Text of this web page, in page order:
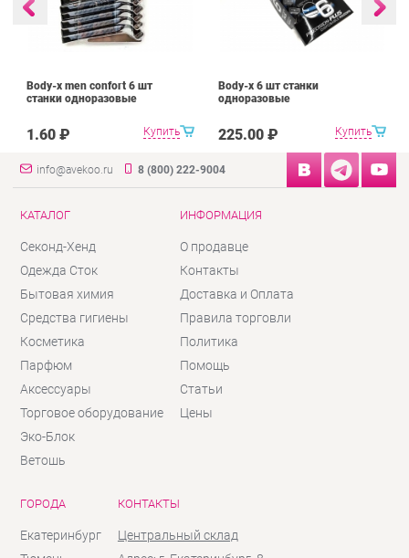
Купить
Body-x men confort 6 шт
станки одноразовые
1.60 ₽ Купить
Body-x 6 шт станки
одноразовые
225.00 ₽
info@avekoo.ru 8 (800) 222-9004
КАТАЛОГ
Секонд-Хенд
Одежда Сток
Бытовая химия
Средства гигиены
Косметика
Парфюм
Аксессуары
Торговое оборудование
Эко-Блок
Ветошь
ИНФОРМАЦИЯ
О продавце
Контакты
Доставка и Оплата
Правила торговли
Политика
Помощь
Статьи
Цены
ГОРОДА
Екатеринбург
КОНТАКТЫ
Центральный склад